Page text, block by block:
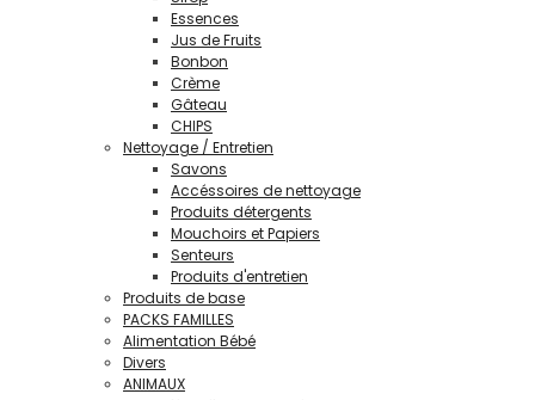
Essences
Jus de Fruits
Bonbon
Crème
Gâteau
CHIPS
Nettoyage / Entretien
Savons
Accéssoires de nettoyage
Produits détergents
Mouchoirs et Papiers
Senteurs
Produits d'entretien
Produits de base
PACKS FAMILLES
Alimentation Bébé
Divers
ANIMAUX